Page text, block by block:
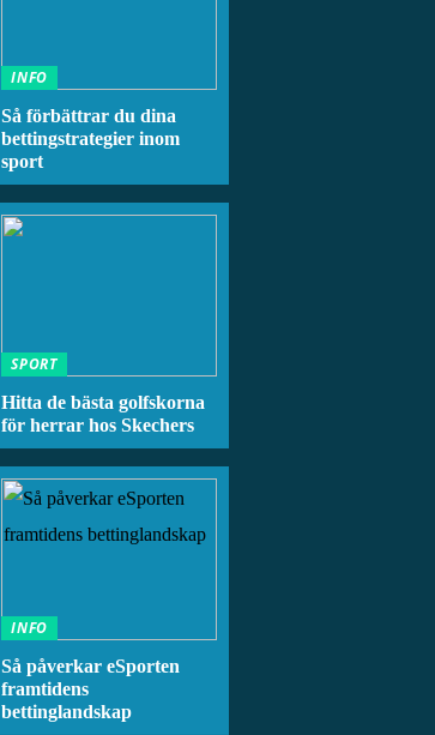
INFO
Så förbättrar du dina
bettingstrategier inom
sport
SPORT
Hitta de bästa golfskorna
för herrar hos Skechers
INFO
Så påverkar eSporten
framtidens
bettinglandskap